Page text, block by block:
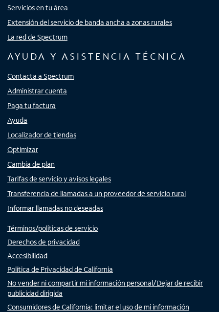
Servicios en tu área
Extensión del servicio de banda ancha a zonas rurales
La red de Spectrum
AYUDA Y ASISTENCIA TÉCNICA
Contacta a Spectrum
Administrar cuenta
Paga tu factura
Ayuda
Localizador de tiendas
Optimizar
Cambia de plan
Tarifas de servicio y avisos legales
Transferencia de llamadas a un proveedor de servicio rural
Informar llamadas no deseadas
Términos/políticas de servicio
Derechos de privacidad
Accesibilidad
Política de Privacidad de California
No vender ni compartir mi información personal/Dejar de recibir
publicidad dirigida
Consumidores de California: limitar el uso de mi información